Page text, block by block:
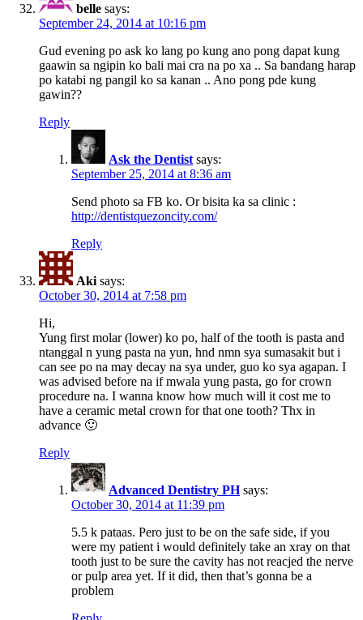
belle says:
September 24, 2014 at 10:16 pm
Gud evening po ask ko lang po kung ano pong dapat kung
gaawin sa ngipin ko bali mai cra na po xa .. Sa bandang harap
po katabi ng pangil ko sa kanan .. Ano pong pde kung
gawin??
Reply
Ask the Dentist says:
September 25, 2014 at 8:36 am
Send photo sa FB ko. Or bisita ka sa clinic :
http://dentistquezoncity.com/
Reply
Aki says:
October 30, 2014 at 7:58 pm
Hi,
Yung first molar (lower) ko po, half of the tooth is pasta and
ntanggal n yung pasta na yun, hnd nmn sya sumasakit but i
can see po na may decay na sya under, guo ko sya agapan. I
was advised before na if mwala yung pasta, go for crown
procedure na. I wanna know how much will it cost me to
have a ceramic metal crown for that one tooth? Thx in
advance 🙂
Reply
Advanced Dentistry PH says:
October 30, 2014 at 11:39 pm
5.5 k pataas. Pero just to be on the safe side, if you
were my patient i would definitely take an xray on that
tooth just to be sure the cavity has not reacjed the nerve
or pulp area yet. If it did, then that’s gonna be a
problem